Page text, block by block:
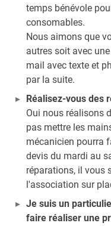
temps bénévole
consomables.
Nous aimons que
autres soit avec
mail avec texte et
par la suite.
Réalisez-vous des
Oui nous réalisons
pas mettre les
mécanicien pourra
devis du mardi au
réparations, il vous
l'association sur
Je suis un
faire réaliser une